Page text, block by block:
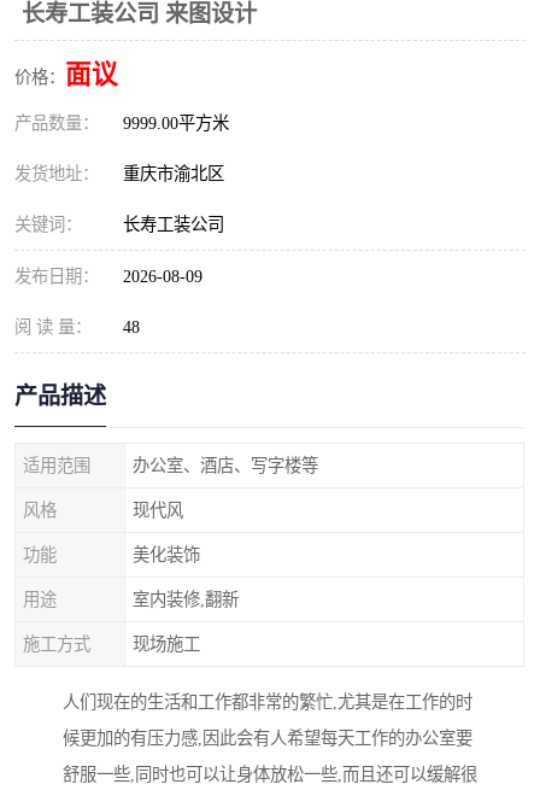
长寿工装公司 来图设计
价格： 面议
产品数量： 9999.00平方米
发货地址： 重庆市渝北区
关键词： 长寿工装公司
发布日期： 2026-08-09
阅 读 量： 48
产品描述
适用范围 办公室、酒店、写字楼等
风格 现代风
功能 美化装饰
用途 室内装修,翻新
施工方式 现场施工
人们现在的生活和工作都非常的繁忙,尤其是在工作的时
候更加的有压力感,因此会有人希望每天工作的办公室要
舒服一些,同时也可以让身体放松一些,而且还可以缓解很